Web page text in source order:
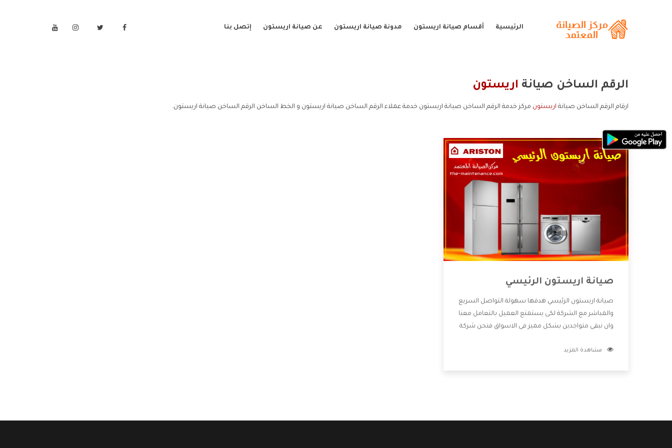
الرئيسية أقسام صيانة اريستون مدونة صيانة اريستون عن صيانة اريستون إتصل بنا
الرقم الساخن صيانة اريستون
ارقام الرقم الساخن صيانة اريستون مركز خدمة الرقم الساخن صيانة اريستون خدمة عملاء الرقم الساخن صيانة اريستون و الخط الساخن الرقم الساخن صيانة اريستون.
صيانة اريستون الرئيسي
صيانة اريستون الرئيسي هدفها سهولة التواصل السريع
والمباشر مع الشركة لكى يستمتع العميل بالتعامل معنا
وان نبقى متواجدين بشكل مميز فى الاسواق فنحن شركة
بالخدمات التى تنفرد الشركة بها والتى تكون منها خدمة
مشاهدة المزيد